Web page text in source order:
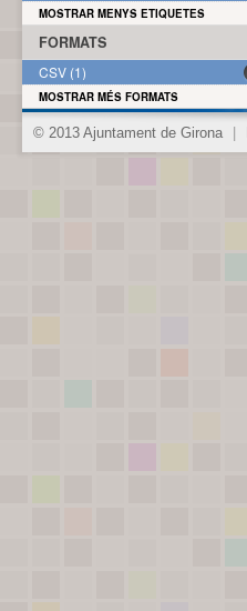
MOSTRAR MENYS ETIQUETES
FORMATS
CSV (1)
MOSTRAR MÉS FORMATS
© 2013 Ajuntament de Girona